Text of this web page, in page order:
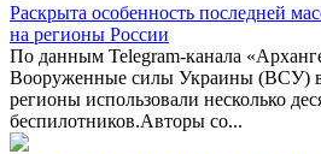
Раскрыта особенность последней
на регионы России
По данным Telegram-канала
Вооруженные силы Украины (ВСУ) в
регионы использовали несколько
беспилотников.Авторы со...